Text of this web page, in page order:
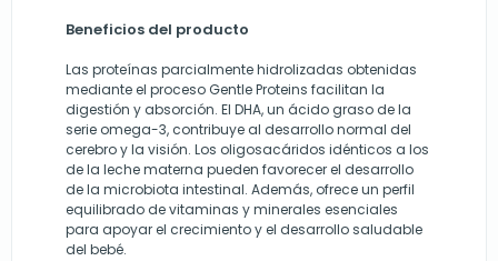
Beneficios del producto
Las proteínas parcialmente hidrolizadas obtenidas
mediante el proceso Gentle Proteins facilitan la
digestión y absorción. El DHA, un ácido graso de la
serie omega-3, contribuye al desarrollo normal del
cerebro y la visión. Los oligosacáridos idénticos a los
de la leche materna pueden favorecer el desarrollo
de la microbiota intestinal. Además, ofrece un perfil
equilibrado de vitaminas y minerales esenciales
para apoyar el crecimiento y el desarrollo saludable
del bebé.